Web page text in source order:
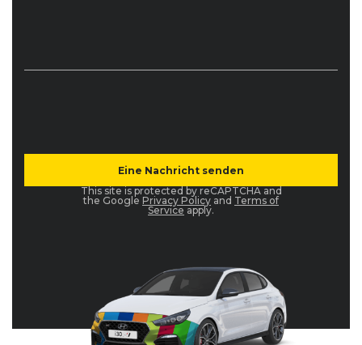
This site is protected by reCAPTCHA and
the Google Privacy Policy and Terms of
Service apply.